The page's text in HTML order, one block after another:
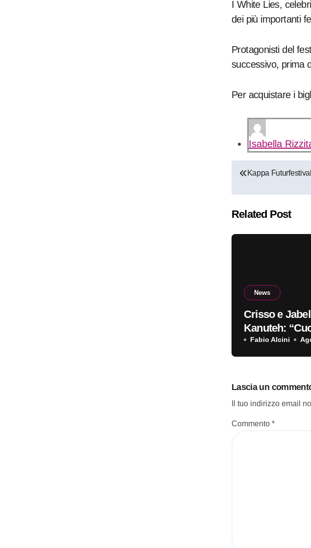
I White Lies,
dei più importanti
Protagonisti del
successivo, prima
Per acquistare i
Isabella
articoli
Kappa
Related Post
News
Crisso e Jabel
Kanuteh:
Griot” è il
video
Fabio Alcini
Lascia un
Il tuo indirizzo email
Commento *